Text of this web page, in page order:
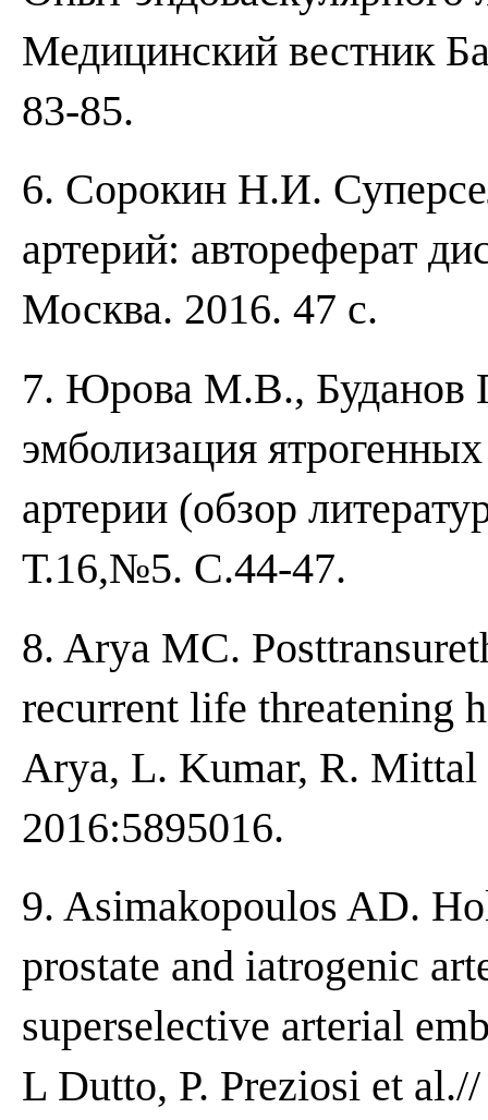
Медицинский вестник
83-85.
6. Сорокин Н.И.
артерий: автореферат
Москва. 2016. 47 с.
7. Юрова М.В., Буданов
эмболизация
артерии (обзор
Т.16,№5. С.44-47.
8. Arya MC.
recurrent life threatening
Arya, L. Kumar, R. Mittal
2016:5895016.
9. Asimakopoulos AD.
prostate and iatrogenic
superselective arterial
L Dutto, P. Preziosi et